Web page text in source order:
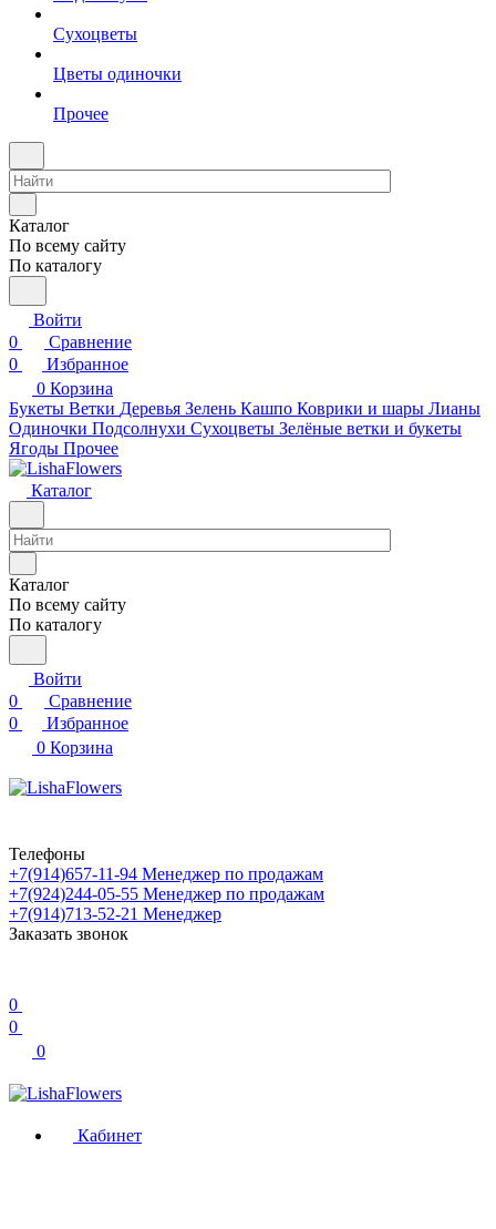
Сухоцветы
Цветы одиночки
Прочее
Каталог
По всему сайту
По каталогу
Войти
0
Сравнение
0
Избранное
0 Корзина
Букеты Ветки Деревья Зелень Кашпо Коврики и шары Лианы
Одиночки Подсолнухи Сухоцветы Зелёные ветки и букеты
Ягоды Прочее
Каталог
Каталог
По всему сайту
По каталогу
Войти
0
Сравнение
0
Избранное
0 Корзина
Телефоны
+7(914)657-11-94 Менеджер по продажам
+7(924)244-05-55 Менеджер по продажам
+7(914)713-52-21 Менеджер
Заказать звонок
0
0
0
Кабинет